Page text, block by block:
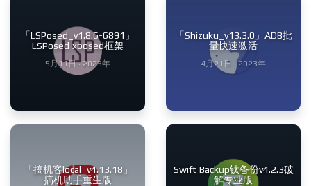
「LSPosed_v1.8.6-6891」
LSPosed xposed框架
5月11日 · 2023年
「Shizuku_v13.3.0」ADB批
量快速激活
4月21日 · 2023年
「搞机客local_v4.13.18」
搞机助手重生版
Swift Backup钛备份v4.2.3破
解专业版